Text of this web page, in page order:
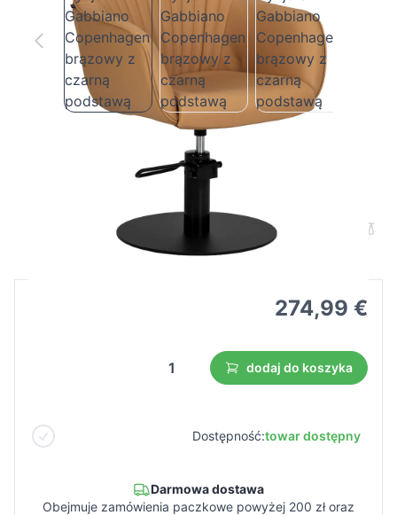
Fotel fryzjerski Gabbiano Copenhagen
brązowy z czarną podstawą
274,99 €
dodaj do koszyka
Dostępność:towar dostępny
Darmowa dostawa
Obejmuje zamówienia paczkowe powyżej 200 zł oraz